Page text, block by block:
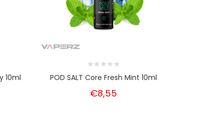
10ml POD SALT Core Fresh Mint 10ml
€8,55